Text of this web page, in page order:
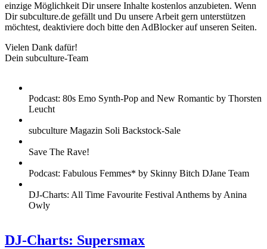
einzige Möglichkeit Dir unsere Inhalte kostenlos anzubieten. Wenn
Dir subculture.de gefällt und Du unsere Arbeit gern unterstützen
möchtest, deaktiviere doch bitte den AdBlocker auf unseren Seiten.
Vielen Dank dafür!
Dein subculture-Team
Podcast: 80s Emo Synth-Pop and New Romantic by Thorsten
Leucht
subculture Magazin Soli Backstock-Sale
Save The Rave!
Podcast: Fabulous Femmes* by Skinny Bitch DJane Team
DJ-Charts: All Time Favourite Festival Anthems by Anina
Owly
DJ-Charts: Supersmax